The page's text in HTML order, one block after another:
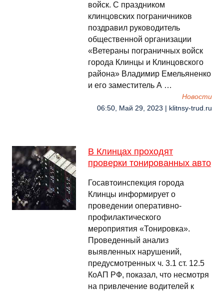
войск. С праздником
клинцовских пограничников
поздравил руководитель
общественной организации
«Ветераны пограничных войск
города Клинцы и Клинцовского
района» Владимир Емельяненко
и его заместитель А …
Новости
06:50, Май 29, 2023 | klitnsy-trud.ru
В Клинцах проходят
проверки тонированных авто
Госавтоинспекция города
Клинцы информирует о
проведении оперативно-
профилактического
мероприятия «Тонировка».
Проведенный анализ
выявленных нарушений,
предусмотренных ч. 3.1 ст. 12.5
КоАП РФ, показал, что несмотря
на привлечение водителей к